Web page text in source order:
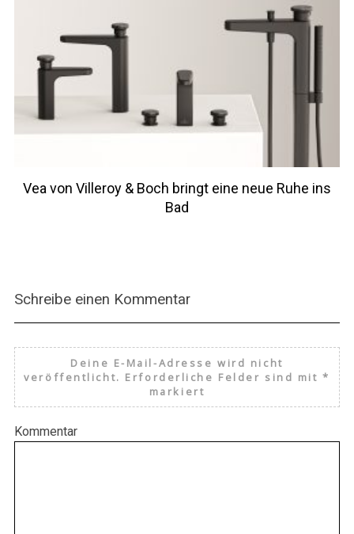
Vea von Villeroy & Boch bringt eine neue Ruhe ins
Bad
Schreibe einen Kommentar
Deine E-Mail-Adresse wird nicht
veröffentlicht. Erforderliche Felder sind mit*
markiert
Kommentar